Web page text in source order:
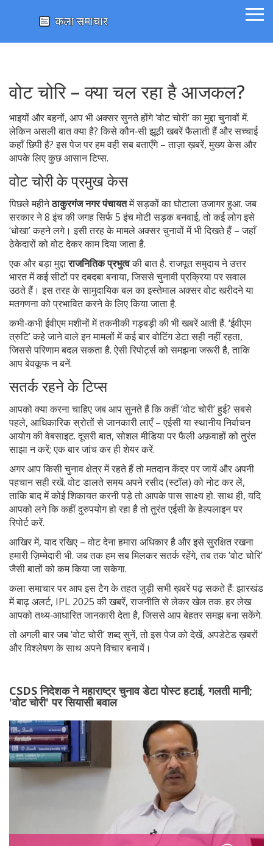
वोट चोरि – क्या चल रहा है आजकल?
भाइयों और बहनों, आप भी अक्सर सुनते होंगे ‘वोट चोरी’ का मुद्दा चुनावों में.
लेकिन असली बात क्या है? किसे कौन‑सी झूठी खबरें फैलाती हैं और सच्चाई
कहाँ छिपी है? इस पेज पर हम वही सब बताएँगे – ताज़ा ख़बरें, मुख्य केस और
आपके लिए कुछ आसान टिप्स.
वोट चोरी के प्रमुख केस
पिछले महीनेठाकुरगंज नगर पंचायतमें सड़कों का घोटाला उजागर हुआ. जब
सरकार ने 8 इंच की जगह सिर्फ 5 इंच मोटी सड़क बनवाई, तो कई लोग इसे
‘धोखा’ कहने लगे। इसी तरह के मामले अक्सर चुनावों में भी दिखते हैं – जहाँ
ठेकेदारों को वोट देकर काम दिया जाता है.
एक और बड़ा मुद्दाराजनितिक प्रभुत्वकी बात है. राजपूत समुदाय ने उत्तर
भारत में कई सीटों पर दबदबा बनाया, जिससे चुनावी प्रक्रिया पर सवाल
उठते हैं। इस तरह के सामुदायिक बल का इस्तेमाल अक्सर वोट खरीदने या
मतगणना को प्रभावित करने के लिए किया जाता है.
कभी‑कभी ईवीएम मशीनों में तकनीकी गड़बड़ी की भी खबरें आती हैं. ‘ईवीएम
त्रुटि’ कहे जाने वाले इन मामलों में कई बार वोटिंग डेटा सही नहीं रहता,
जिससे परिणाम बदल सकता है. ऐसी रिपोर्ट्स को समझना जरूरी है, ताकि
आप बेवकूफ न बनें.
सतर्क रहने के टिप्स
आपको क्या करना चाहिए जब आप सुनते हैं कि कहीं ‘वोट चोरी’ हुई? सबसे
पहले, आधिकारिक स्रोतों से जानकारी लाएँ – एईसी या स्थानीय निर्वाचन
आयोग की वेबसाइट. दूसरी बात, सोशल मीडिया पर फैली अफ़वाहों को तुरंत
साझा न करें; एक बार जांच कर ही शेयर करें.
अगर आप किसी चुनाव क्षेत्र में रहते हैं तो मतदान केंद्र पर जायें और अपनी
पहचान सही रखें. वोट डालते समय अपने रसीद (स्टॉल) को नोट कर लें,
ताकि बाद में कोई शिकायत करनी पड़े तो आपके पास साक्ष्य हो. साथ ही, यदि
आपको लगे कि कहीं दुरुपयोग हो रहा है तो तुरंत एईसी के हेल्पलाइन पर
रिपोर्ट करें.
आखिर में, याद रखिए – वोट देना हमारा अधिकार है और इसे सुरक्षित रखना
हमारी ज़िम्मेदारी भी. जब तक हम सब मिलकर सतर्क रहेंगे, तब तक ‘वोट चोरि’
जैसी बातों को कम किया जा सकेगा.
कला समाचार पर आप इस टैग के तहत जुड़ी सभी ख़बरें पढ़ सकते हैं: झारखंड
में बाढ़ अलर्ट, IPL 2025 की खबरें, राजनीति से लेकर खेल तक. हर लेख
आपको तथ्य‑आधारित जानकारी देता है, जिससे आप बेहतर समझ बना सकेंगे.
तो अगली बार जब ‘वोट चोरी’ शब्द सुनें, तो इस पेज को देखें, अपडेटेड ख़बरों
और विश्लेषण के साथ अपने विचार बनायें।
CSDS निदेशक ने महाराष्ट्र चुनाव डेटा पोस्ट हटाई, गलती मानी;
'वोट चोरी' पर सियासी बवाल